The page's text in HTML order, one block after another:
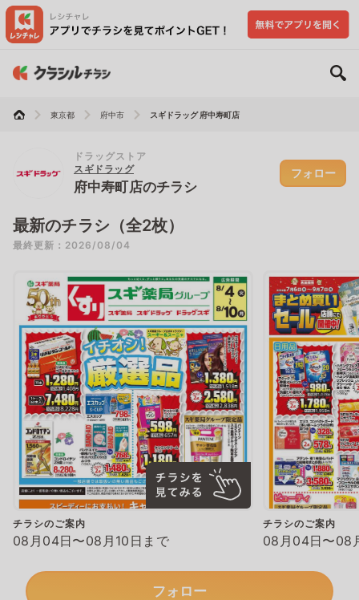
東京都 府中市 スギドラッグ 府中寿町店
ドラッグストア
スギドラッグ
府中寿町店のチラシ
フォロー
最新のチラシ（全2枚）
最終更新：2026/08/04
チラシのご案内
08月04日〜08月10日まで
チラシのご案内
08月04日〜08
フォロー